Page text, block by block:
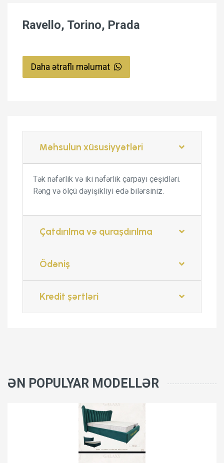
Ravello, Torino, Prada
Daha ətraflı məlumat
Məhsulun xüsusiyyətləri
Tək nəfərlik və iki nəfərlik çarpayı çeşidləri.
Rəng və ölçü dəyişikliyi edə bilərsiniz.
Çatdırılma və quraşdırılma
Ödəniş
Kredit şərtləri
ƏN POPULYAR MODELLƏR